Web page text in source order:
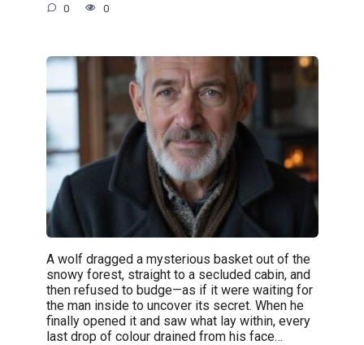
0 0
A wolf dragged a mysterious basket out of the
snowy forest, straight to a secluded cabin, and
then refused to budge—as if it were waiting for
the man inside to uncover its secret. When he
finally opened it and saw what lay within, every
last drop of colour drained from his face…